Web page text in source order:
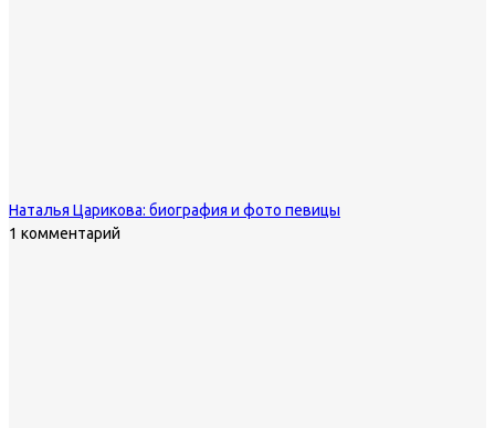
Наталья Царикова: биография и фото певицы
1 комментарий